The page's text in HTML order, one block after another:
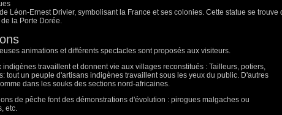
Léon-Ernest Drivier, symbolisant la France et ses colonies. Cette statue se trouve
la Porte Dorée.
animations et différents spectacles sont proposés aux visiteurs.
travaillent et donnent vie aux villages reconstitués : Tailleurs, potiers,
tout un peuple d'artisans indigènes travaillent sous les yeux du public. D'autres
dans les souks des sections nord-africaines.
de pêche font des démonstrations d'évolution : pirogues malgaches ou
etc.